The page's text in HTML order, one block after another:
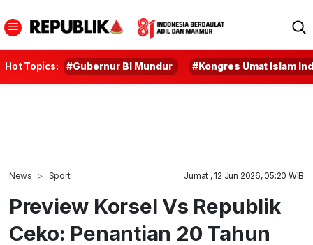
Hot Topics: #Gubernur BI Mundur #Kongres Umat Islam
News Sport Jumat , 12 Jun 2026, 05:20 WIB
Preview Korsel Vs Republik
Ceko: Penantian 20 Tahun